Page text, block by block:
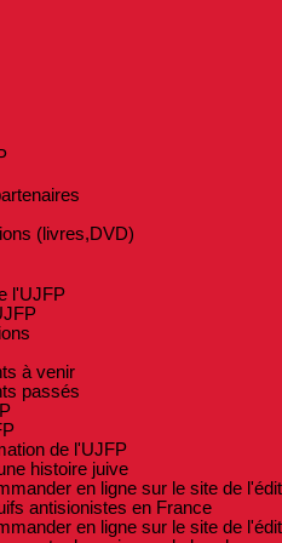
(livres,DVD)
l'UJFP
à venir
passés
de l'UJFP
histoire juive
en ligne sur le site de
antisionistes en France
en ligne sur le site de